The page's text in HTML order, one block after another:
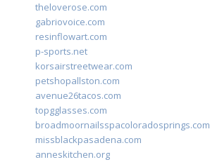
theloverose.com
gabriovoice.com
resinflowart.com
p-sports.net
korsairstreetwear.com
petshopallston.com
avenue26tacos.com
topgglasses.com
broadmoornailsspacoloradosprings.com
missblackpasadena.com
anneskitchen.org